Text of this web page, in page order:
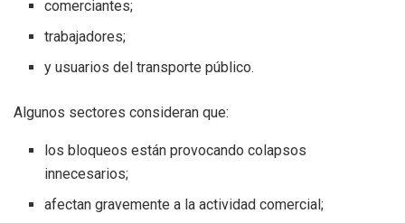
comerciantes;
trabajadores;
y usuarios del transporte público.
Algunos sectores consideran que:
los bloqueos están provocando colapsos
innecesarios;
afectan gravemente a la actividad comercial;